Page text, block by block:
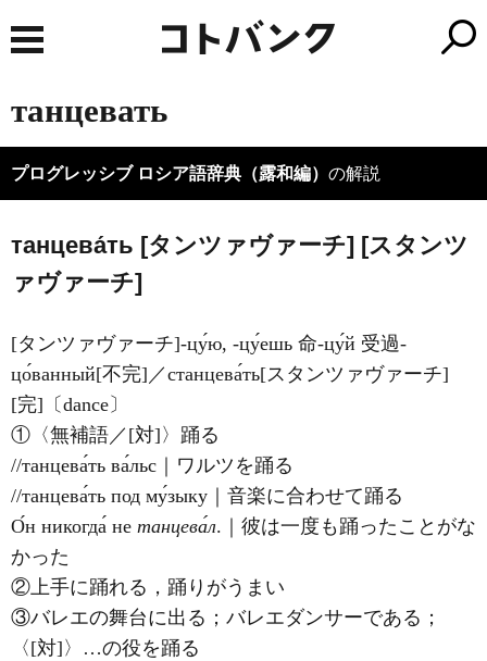
танцевать
プログレッシブ ロシア語辞典（露和編） の解説
танцева́ть [タンツァヴァーチ] [スタンツ
ァヴァーチ]
[タンツァヴァーチ]-цу́ю, -цу́ешь 命-цу́й 受過-
цо́ванный[不完]／станцева́ть[スタンツァヴァーチ]
[完]〔dance〕
①〈無補語／[対]〉踊る
//танцева́ть ва́льс｜ワルツを踊る
//танцева́ть под му́зыку｜音楽に合わせて踊る
О́н никогда́ не танцева́л.｜彼は一度も踊ったことがな
かった
②上手に踊れる，踊りがうまい
③バレエの舞台に出る；バレエダンサーである；
〈[対]〉…の役を踊る